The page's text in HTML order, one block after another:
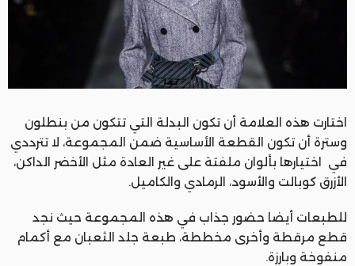
اختارت هذه العلامة أن تكون البدلة التي تتكون من بنطلون
وسترة أن تكون القطعة الأساسية ضمن المجموعة، لا تترددي
في اختيارها بألوان ملفتة على غير العادة مثل الأخضر الداكن،
الأزرق كوبالت والأسود، الرمادي والكاميل.
للطبعات أيضا حضور جذاب في هذه المجموعة حيث نجد
قطع مرقطة وأخرى مخططة، طبعة جلد الثعبان مع أكمام
منفوخة وبارزة.